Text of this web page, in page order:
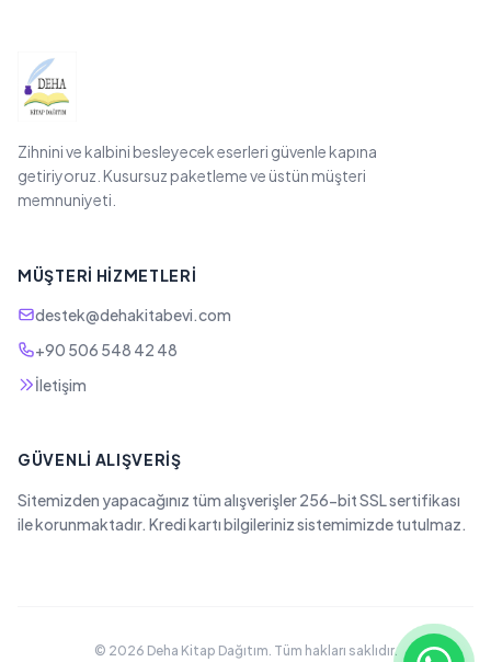
Zihnini ve kalbini besleyecek eserleri güvenle kapına
getiriyoruz. Kusursuz paketleme ve üstün müşteri
memnuniyeti.
MÜŞTERI HIZMETLERI
destek@dehakitabevi.com
+90 506 548 42 48
İletişim
GÜVENLI ALIŞVERIŞ
Sitemizden yapacağınız tüm alışverişler 256-bit SSL sertifikası
ile korunmaktadır. Kredi kartı bilgileriniz sistemimizde tutulmaz.
© 2026 Deha Kitap Dağıtım. Tüm hakları saklıdır.